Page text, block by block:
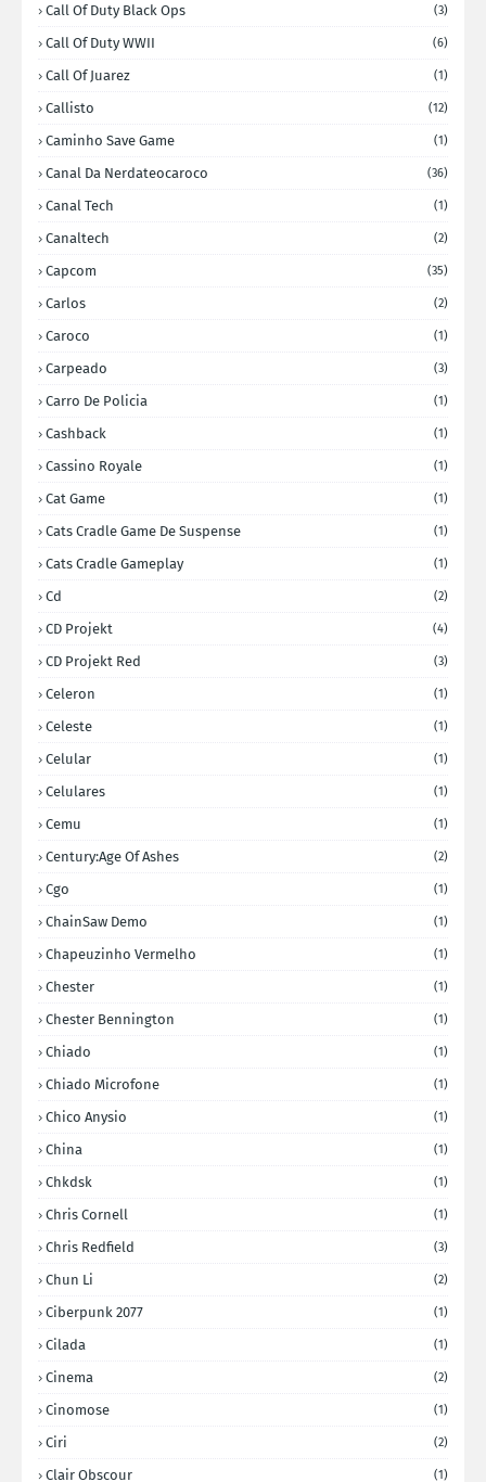
Call Of Duty Black Ops (3)
Call Of Duty WWII (6)
Call Of Juarez (1)
Callisto (12)
Caminho Save Game (1)
Canal Da Nerdateocaroco (36)
Canal Tech (1)
Canaltech (2)
Capcom (35)
Carlos (2)
Caroco (1)
Carpeado (3)
Carro De Policia (1)
Cashback (1)
Cassino Royale (1)
Cat Game (1)
Cats Cradle Game De Suspense (1)
Cats Cradle Gameplay (1)
Cd (2)
CD Projekt (4)
CD Projekt Red (3)
Celeron (1)
Celeste (1)
Celular (1)
Celulares (1)
Cemu (1)
Century:Age Of Ashes (2)
Cgo (1)
ChainSaw Demo (1)
Chapeuzinho Vermelho (1)
Chester (1)
Chester Bennington (1)
Chiado (1)
Chiado Microfone (1)
Chico Anysio (1)
China (1)
Chkdsk (1)
Chris Cornell (1)
Chris Redfield (3)
Chun Li (2)
Ciberpunk 2077 (1)
Cilada (1)
Cinema (2)
Cinomose (1)
Ciri (2)
Clair Obscour (1)